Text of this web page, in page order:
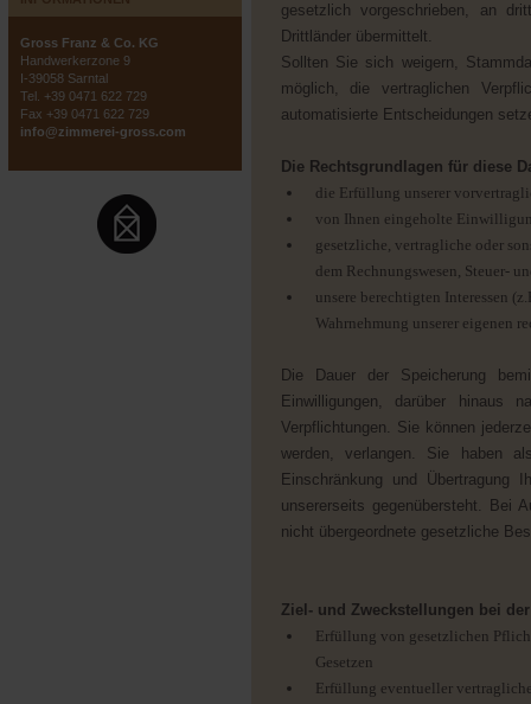
Gross Franz & Co. KG
Handwerkerzone 9
I-39058 Sarntal
Tel. +39 0471 622 729
Fax +39 0471 622 729
info@zimmerei-gross.com
gesetzlich vorgeschrieben, an
Drittländer übermittelt.
Sollten Sie sich weigern,
möglich, die vertraglichen
automatisierte Entscheidungen
Die Rechtsgrundlagen für diese
die Erfüllung unserer
von Ihnen eingeholte
gesetzliche, vertragliche oder
dem Rechnungswesen, Steuer-
unsere berechtigten Interessen
Wahrnehmung unserer eigenen
Die Dauer der Speicherung
Einwilligungen, darüber hinaus
Verpflichtungen. Sie können
werden, verlangen. Sie haben
Einschränkung und Übertragung
unsererseits gegenübersteht. Bei
nicht übergeordnete gesetzliche
Ziel- und Zweckstellungen bei
Erfüllung von gesetzlichen
Gesetzen
Erfüllung eventueller